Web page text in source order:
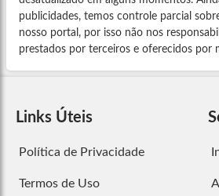
publicidades, temos controle parcial
nosso portal, por isso não nos
prestados por terceiros e oferecidos por
Links Úteis
Política de Privacidade
Termos de Uso